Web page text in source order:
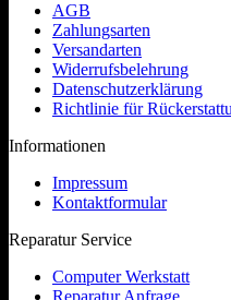
AGB
Zahlungsarten
Versandarten
Widerrufsbelehrung
Datenschutzerklärung
Richtlinie für
Informationen
Impressum
Kontaktformular
Reparatur Service
Computer Werkstatt